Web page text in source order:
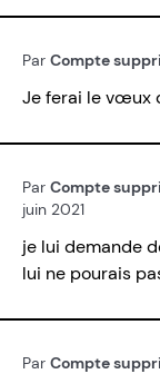
Par Compte
Je ferai le vœux
Par Compte
juin 2021
je lui demande
lui ne pourais
Par Compte